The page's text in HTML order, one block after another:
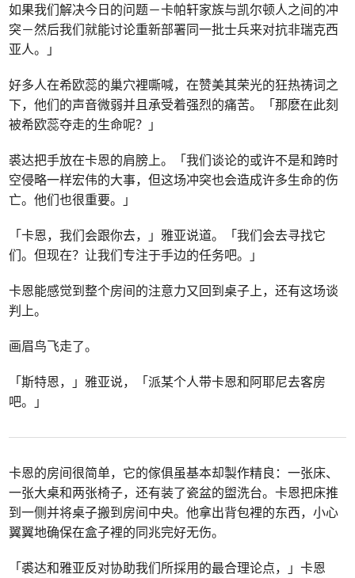
如果我们解决今日的问题－卡帕轩家族与凯尔顿人之间的冲
突－然后我们就能讨论重新部署同一批士兵来对抗非瑞克西
亚人。」
好多人在希欧蕊的巢穴裡嘶喊，在赞美其荣光的狂热祷词之
下，他们的声音微弱并且承受着强烈的痛苦。「那麽在此刻
被希欧蕊夺走的生命呢？」
裘达把手放在卡恩的肩膀上。「我们谈论的或许不是和跨时
空侵略一样宏伟的大事，但这场冲突也会造成许多生命的伤
亡。他们也很重要。」
「卡恩，我们会跟你去，」雅亚说道。「我们会去寻找它
们。但现在？让我们专注于手边的任务吧。」
卡恩能感觉到整个房间的注意力又回到桌子上，还有这场谈
判上。
画眉鸟飞走了。
「斯特恩，」雅亚说，「派某个人带卡恩和阿耶尼去客房
吧。」
卡恩的房间很简单，它的傢俱虽基本却製作精良：一张床、
一张大桌和两张椅子，还有装了瓷盆的盥洗台。卡恩把床推
到一侧并将桌子搬到房间中央。他拿出背包裡的东西，小心
翼翼地确保在盒子裡的同兆完好无伤。
「裘达和雅亚反对协助我们所採用的最合理论点，」卡恩